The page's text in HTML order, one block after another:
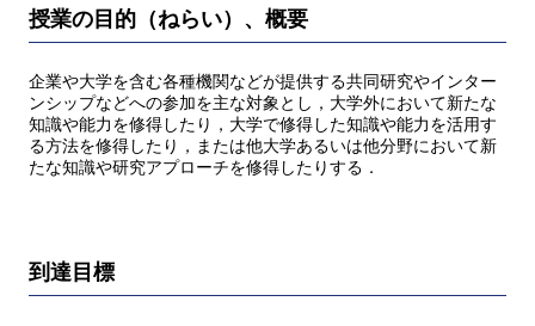
授業の目的（ねらい）、概要
企業や大学を含む各種機関などが提供する共同研究やインター
ンシップなどへの参加を主な対象とし，大学外において新たな
知識や能力を修得したり，大学で修得した知識や能力を活用す
る方法を修得したり，または他大学あるいは他分野において新
たな知識や研究アプローチを修得したりする．
到達目標